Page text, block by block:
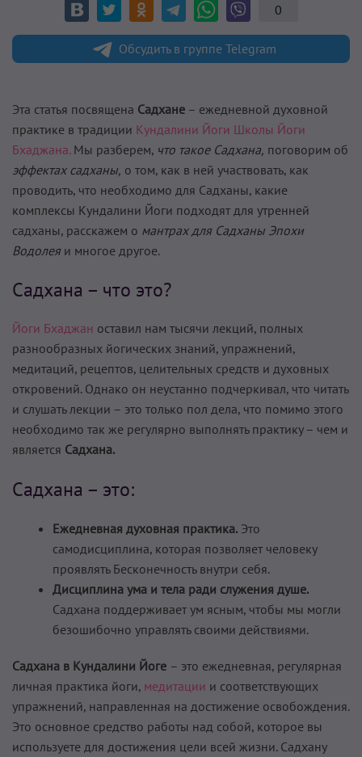
0
Обсудить в группе Telegram
Эта статья посвящена Садхане – ежедневной духовной
практике в традиции Кундалини Йоги Школы Йоги
Бхаджана.Мы разберем, что такое Садхана, поговорим об
эффектах садханы, о том, как в ней участвовать, как
проводить, что необходимо для Садханы, какие
комплексы Кундалини Йоги подходят для утренней
садханы, расскажем о мантрах для Садханы Эпохи
Водолеяи многое другое.
Садхана – что это?
Йоги Бхаджан оставил нам тысячи лекций, полных
разнообразных йогических знаний, упражнений,
медитаций, рецептов, целительных средств и духовных
откровений. Однако он неустанно подчеркивал, что читать
и слушать лекции – это только пол дела, что помимо этого
необходимо так же регулярно выполнять практику – чем и
является Садхана.
Садхана – это:
Ежедневная духовная практика. Это
самодисциплина, которая позволяет человеку
проявлять Бесконечность внутри себя.
Дисциплина ума и тела ради служения душе.
Садхана поддерживает ум ясным, чтобы мы могли
безошибочно управлять своими действиями.
Садхана в Кундалини Йоге – это ежедневная, регулярная
личная практика йоги, медитации и соответствующих
упражнений, направленная на достижение освобождения.
Это основное средство работы над собой, которое вы
используете для достижения цели всей жизни. Садхану